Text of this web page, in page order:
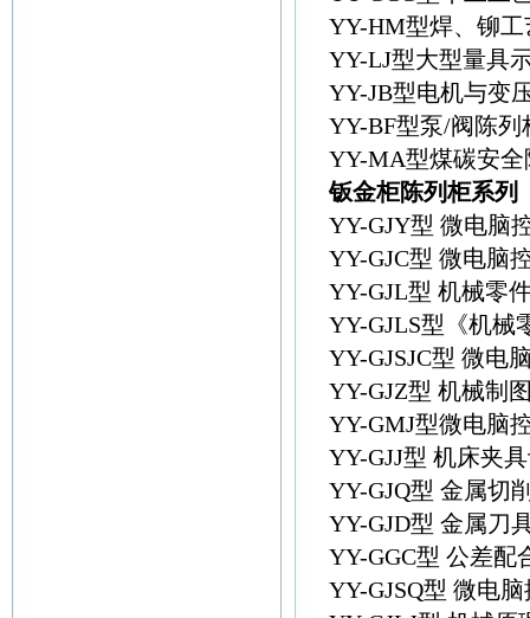
YY-HM型焊、铆
YY-LJ型大型量具
YY-JB型电机与变
YY-BF型泵/阀陈列
YY-MA型煤碳安全
钣金柜陈列柜系列
YY-GJY型 微电脑
YY-GJC型 微电脑
YY-GJL型 机械零
YY-GJLS型《机械
YY-GJSJC型 微电
YY-GJZ型 机械制
YY-GMJ型微电脑
YY-GJJ型 机床夹
YY-GJQ型 金属切
YY-GJD型 金属刀
YY-GGC型 公差配
YY-GJSQ型 微电